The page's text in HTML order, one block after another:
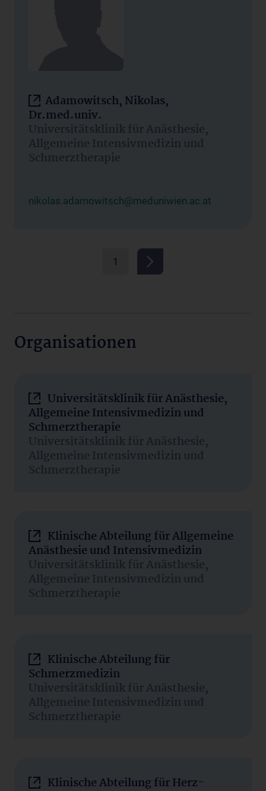
Adamowitsch, Nikolas,
Dr.med.univ.
Universitätsklinik für Anästhesie,
Allgemeine Intensivmedizin und
Schmerztherapie
nikolas.adamowitsch@meduniwien.ac.at
1
Organisationen
Universitätsklinik für Anästhesie,
Allgemeine Intensivmedizin und
Schmerztherapie
Universitätsklinik für Anästhesie,
Allgemeine Intensivmedizin und
Schmerztherapie
Klinische Abteilung für Allgemeine
Anästhesie und Intensivmedizin
Universitätsklinik für Anästhesie,
Allgemeine Intensivmedizin und
Schmerztherapie
Klinische Abteilung für
Schmerzmedizin
Universitätsklinik für Anästhesie,
Allgemeine Intensivmedizin und
Schmerztherapie
Klinische Abteilung für Herz-